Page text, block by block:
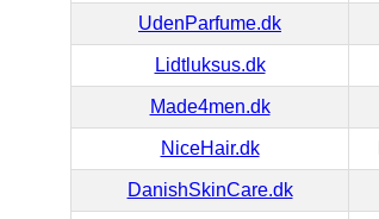
UdenParfume.dk
Lidtluksus.dk
Made4men.dk
NiceHair.dk
DanishSkinCare.dk